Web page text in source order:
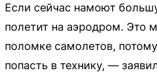
Если сейчас намоют
полетит на аэродром. Это
поломке самолетов,
попасть в технику, —